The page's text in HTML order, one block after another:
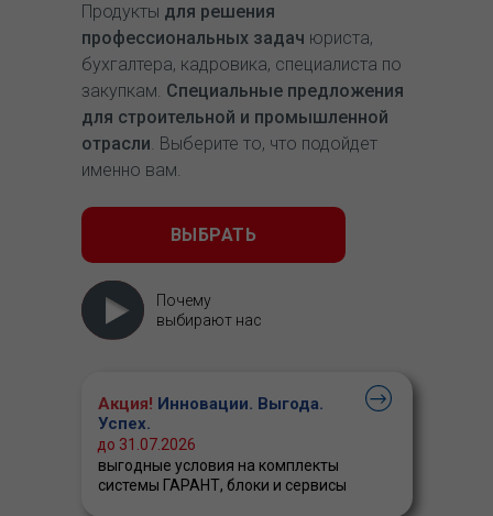
Продукты для решения
профессиональных задач юриста,
бухгалтера, кадровика, специалиста по
закупкам. Специальные предложения
для строительной и промышленной
отрасли. Выберите то, что подойдет
именно вам.
ВЫБРАТЬ
Почему
выбирают нас
Акция! Инновации. Выгода.
Успех.
выгодные условия на комплекты
системы ГАРАНТ, блоки и сервисы
до 31.07.2026